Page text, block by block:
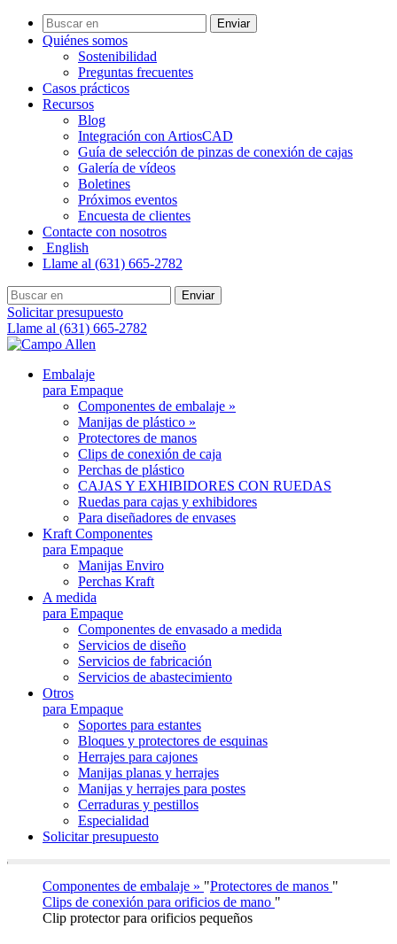
Enviar
Quiénes somos
Sostenibilidad
Preguntas frecuentes
Casos prácticos
Recursos
Blog
Integración con ArtiosCAD
Guía de selección de pinzas de conexión de cajas
Galería de vídeos
Boletines
Próximos eventos
Encuesta de clientes
Contacte con nosotros
English
Llame al (631) 665-2782
Enviar
Solicitar presupuesto
Llame al (631) 665-2782
Embalaje
para Empaque
Componentes de embalaje »
Manijas de plástico »
Protectores de manos
Clips de conexión de caja
Perchas de plástico
CAJAS Y EXHIBIDORES CON RUEDAS
Ruedas para cajas y exhibidores
Para diseñadores de envases
Kraft Componentes
para Empaque
Manijas Enviro
Perchas Kraft
A medida
para Empaque
Componentes de envasado a medida
Servicios de diseño
Servicios de fabricación
Servicios de abastecimiento
Otros
para Empaque
Soportes para estantes
Bloques y protectores de esquinas
Herrajes para cajones
Manijas planas y herrajes
Manijas y herrajes para postes
Cerraduras y pestillos
Especialidad
Solicitar presupuesto
Componentes de embalaje » "Protectores de manos "
Clips de conexión para orificios de mano "
Clip protector para orificios pequeños